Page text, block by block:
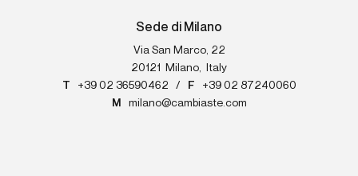
Sede di Milano
Via San Marco, 22
20121
Milano,
Italy
T
+39 02 36590462 / F
+39 02 87240060
M
milano@cambiaste.com